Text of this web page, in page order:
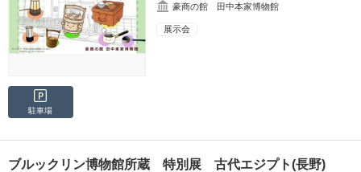
豪商の館 田中本家博物館
展示会
駐車場
ブルックリン博物館所蔵 特別展 古代エジプト(長野)